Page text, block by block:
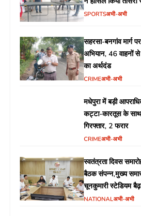
SPORTSअभी-अभी
सहरसा-बनगांव मार्ग
अभियान, 46
का अर्थदंड
CRIMEअभी-अभी
मधेपुरा में बड़ी
कट्टा-कारतूस के साथ
गिरफ्तार, 2 फरार
CRIMEअभी-अभी
स्वतंत्रता दिवस
बैठक संपन्न,मुख्य
चूनकुमारी स्टेडियम
NATIONALअभी-अभी